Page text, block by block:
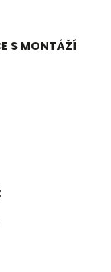
S MONTÁŽÍ